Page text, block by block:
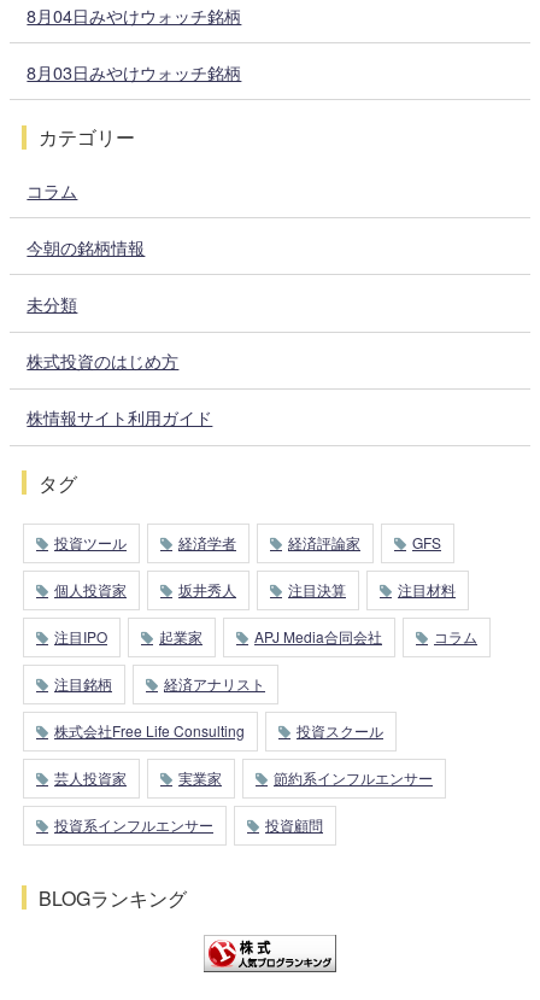
8月04日みやけウォッチ銘柄
8月03日みやけウォッチ銘柄
カテゴリー
コラム
今朝の銘柄情報
未分類
株式投資のはじめ方
株情報サイト利用ガイド
タグ
投資ツール 経済学者 経済評論家 GFS
個人投資家 坂井秀人 注目決算 注目材料
注目IPO 起業家 APJ Media合同会社 コラム
注目銘柄 経済アナリスト
株式会社Free Life Consulting 投資スクール
芸人投資家 実業家 節約系インフルエンサー
投資系インフルエンサー 投資顧問
BLOGランキング